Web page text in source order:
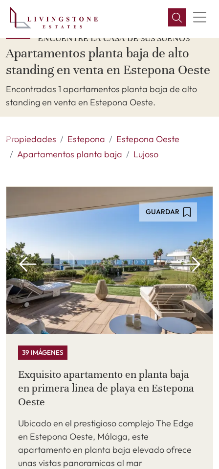
ENCUENTRE LA CASA DE SUS SUEÑOS
Apartamentos planta baja de alto
standing en venta en Estepona Oeste
Encontradas 1 apartamentos planta baja de alto
standing en venta en Estepona Oeste.
Propiedades Estepona
Estepona Oeste
Apartamentos planta baja
Lujoso
GUARDAR
39 IMÁGENES
Exquisito apartamento en planta baja
en primera linea de playa en Estepona
Oeste
Ubicado en el prestigioso complejo The Edge
en Estepona Oeste, Málaga, este
apartamento en planta baja elevado ofrece
unas vistas panoramicas al mar